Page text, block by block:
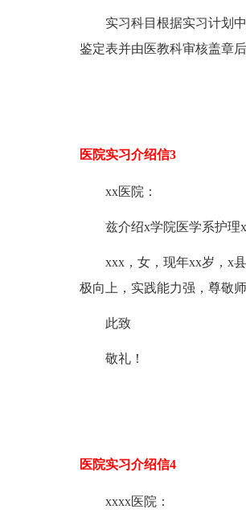
实习科目根据实习计划
鉴定表并由医教科审核盖章后
医院实习介绍信3
xx医院：
兹介绍x学院医学系护理
xxx，女，现年xx岁，x
极向上，实践能力强，尊敬
此致
敬礼！
医院实习介绍信4
xxxx医院：